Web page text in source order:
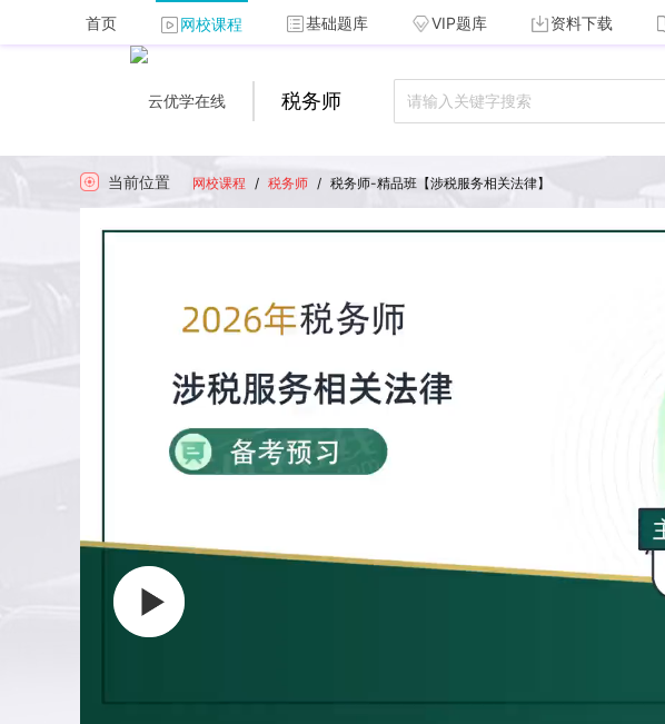
首页 网校课程 基础题库 VIP题库 资料下载
税务师
当前位置 网校课程 / 税务师 / 税务师-精品班【涉税服务相关法律】